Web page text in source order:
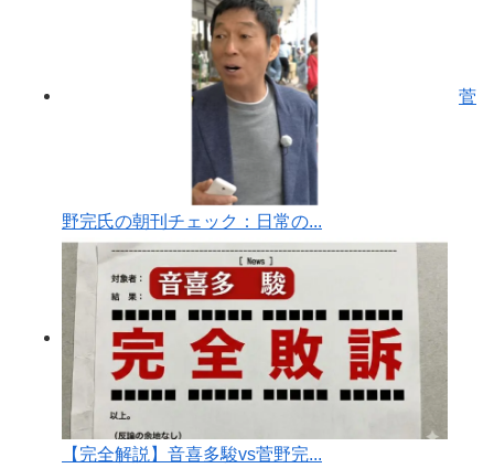
菅
野完氏の朝刊チェック：日常の...
【完全解説】音喜多駿vs菅野完...